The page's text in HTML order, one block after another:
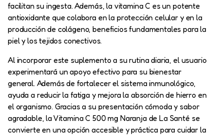
facilitan su ingesta. Además, la vitamina C es un potente
antioxidante que colabora en la protección celular y en la
producción de colágeno, beneficios fundamentales para la
piel y los tejidos conectivos.
Al incorporar este suplemento a su rutina diaria, el usuario
experimentará un apoyo efectivo para su bienestar
general. Además de fortalecer el sistema inmunológico,
ayuda a reducir la fatiga y mejora la absorción de hierro en
el organismo. Gracias a su presentación cómoda y sabor
agradable, la Vitamina C 500 mg Naranja de La Santé se
convierte en una opción accesible y práctica para cuidar la